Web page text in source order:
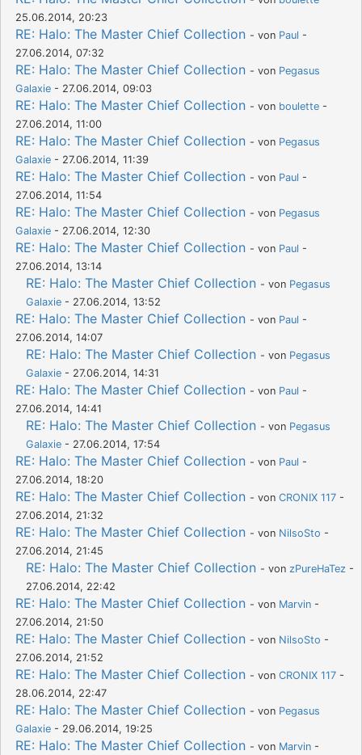
25.06.2014, 20:23
RE: Halo: The Master Chief Collection - von Paul -
27.06.2014, 07:32
RE: Halo: The Master Chief Collection - von Pegasus
Galaxie - 27.06.2014, 09:03
RE: Halo: The Master Chief Collection - von boulette -
27.06.2014, 11:00
RE: Halo: The Master Chief Collection - von Pegasus
Galaxie - 27.06.2014, 11:39
RE: Halo: The Master Chief Collection - von Paul -
27.06.2014, 11:54
RE: Halo: The Master Chief Collection - von Pegasus
Galaxie - 27.06.2014, 12:30
RE: Halo: The Master Chief Collection - von Paul -
27.06.2014, 13:14
RE: Halo: The Master Chief Collection - von Pegasus
Galaxie - 27.06.2014, 13:52
RE: Halo: The Master Chief Collection - von Paul -
27.06.2014, 14:07
RE: Halo: The Master Chief Collection - von Pegasus
Galaxie - 27.06.2014, 14:31
RE: Halo: The Master Chief Collection - von Paul -
27.06.2014, 14:41
RE: Halo: The Master Chief Collection - von Pegasus
Galaxie - 27.06.2014, 17:54
RE: Halo: The Master Chief Collection - von Paul -
27.06.2014, 18:20
RE: Halo: The Master Chief Collection - von CRONIX 117 -
27.06.2014, 21:32
RE: Halo: The Master Chief Collection - von NilsoSto -
27.06.2014, 21:45
RE: Halo: The Master Chief Collection - von zPureHaTez -
27.06.2014, 22:42
RE: Halo: The Master Chief Collection - von Marvin -
27.06.2014, 21:50
RE: Halo: The Master Chief Collection - von NilsoSto -
27.06.2014, 21:52
RE: Halo: The Master Chief Collection - von CRONIX 117 -
28.06.2014, 22:47
RE: Halo: The Master Chief Collection - von Pegasus
Galaxie - 29.06.2014, 19:25
RE: Halo: The Master Chief Collection - von Marvin -